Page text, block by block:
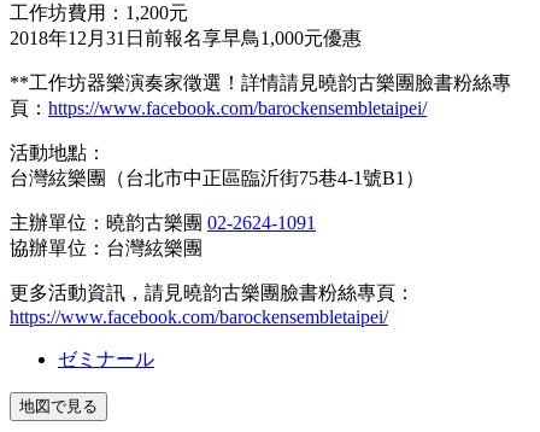
工作坊費用：1,200元
2018年12月31日前報名享早鳥1,000元優惠
**工作坊器樂演奏家徵選！詳情請見曉韵古樂團臉書粉絲專
頁： https://www.facebook.com/barockensembletaipei/
活動地點：
台灣絃樂團（台北市中正區臨沂街75巷4-1號B1）
主辦單位：曉韵古樂團 02-2624-1091
協辦單位：台灣絃樂團
更多活動資訊，請見曉韵古樂團臉書粉絲專頁：
https://www.facebook.com/barockensembletaipei/
ゼミナール
地図で見る